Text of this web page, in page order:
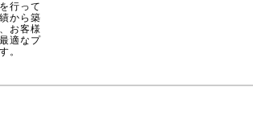
行って
から築
お客様
適なプ
。